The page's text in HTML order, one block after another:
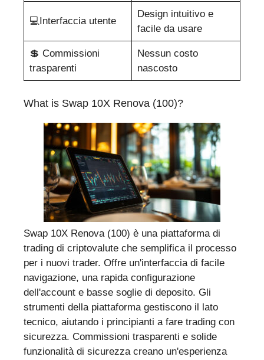
💻Interfaccia utente
Design intuitivo e
facile da usare
💲 Commissioni
trasparenti
Nessun costo
nascosto
What is Swap 10X Renova (100)?
Swap 10X Renova (100) è una piattaforma di
trading di criptovalute che semplifica il processo
per i nuovi trader. Offre un'interfaccia di facile
navigazione, una rapida configurazione
dell'account e basse soglie di deposito. Gli
strumenti della piattaforma gestiscono il lato
tecnico, aiutando i principianti a fare trading con
sicurezza. Commissioni trasparenti e solide
funzionalità di sicurezza creano un'esperienza